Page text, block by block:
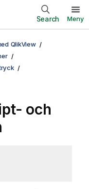
Search Meny
QlikView
och